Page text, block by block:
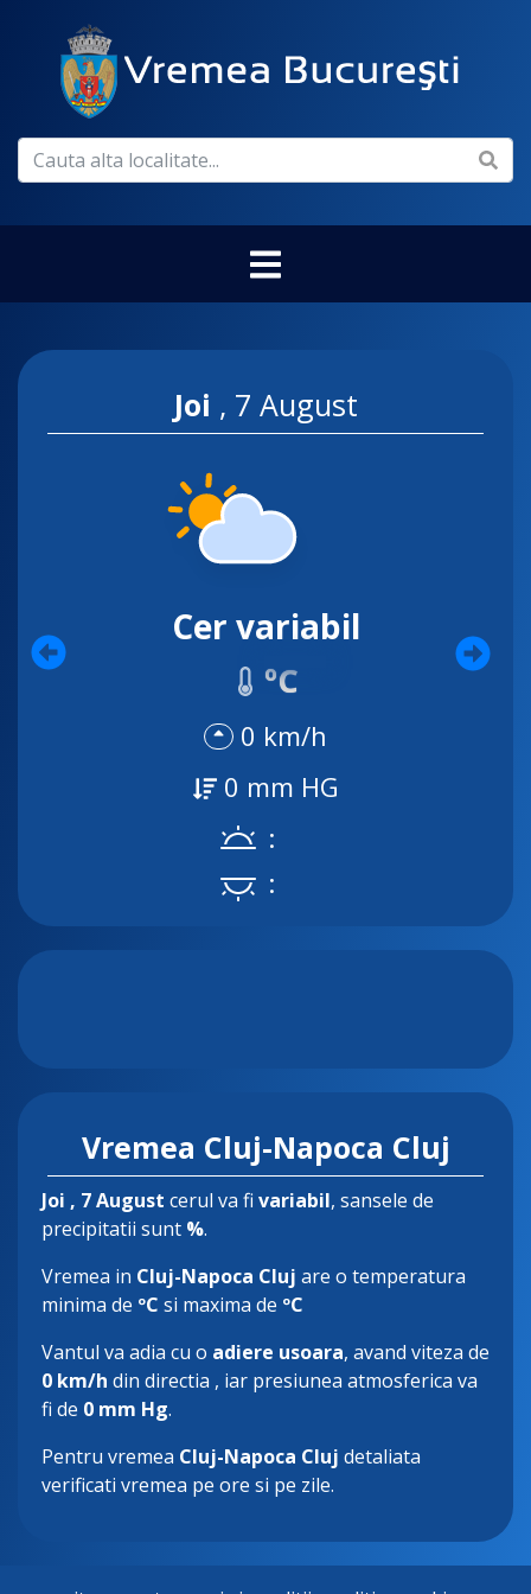
Joi , 7 August
Cer variabil
ºC
0 km/h
0 mm HG
:
:
Vremea Cluj-Napoca Cluj
Joi , 7 August cerul va fi variabil, sansele de
precipitatii sunt %.
Vremea in Cluj-Napoca Cluj are o temperatura
minima de ºC si maxima de ºC
Vantul va adia cu o adiere usoara, avand viteza de
0 km/h din directia , iar presiunea atmosferica va
fi de 0 mm Hg.
Pentru vremea Cluj-Napoca Cluj detaliata
verificati vremea pe ore si pe zile.